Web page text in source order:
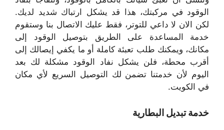
الوقود في مركبتك، هذا قد يشكل ارتباك شديد لديك.
لكن الان لا داعي للتوتر، فقط عليك الاتصال بنا وستقوم
خدمة المساعدة على الطريق بتوصيل الوقود إلى
مكانك، ويمكنك طلب تعبئة كاملة أو ما يكفي إيصالك إلى
أقرب محطة، فلن يشكل نفاد الوقود مشكلة لك بعد
اليوم لأن خدمتنا تضمن لك التوصيل السريع لأي مكان
في الكويت.
خدمة تبديل البطارية